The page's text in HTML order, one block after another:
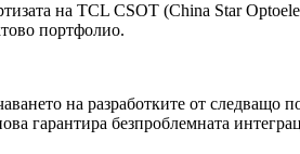
на TCL CSOT (China Star
портфолио.
на разработките от
гарантира безпроблемната